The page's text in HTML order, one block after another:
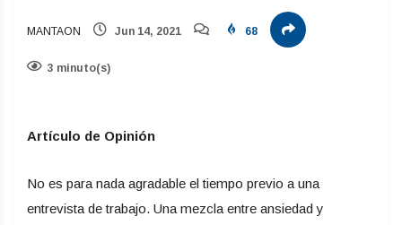
MANTAON Jun 14, 2021 68
3 minuto(s)
Artículo de Opinión
No es para nada agradable el tiempo previo a una
entrevista de trabajo. Una mezcla entre ansiedad y